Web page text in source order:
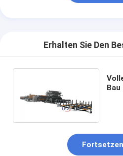
Erhalten Sie Den
Bau
Fortsetzen